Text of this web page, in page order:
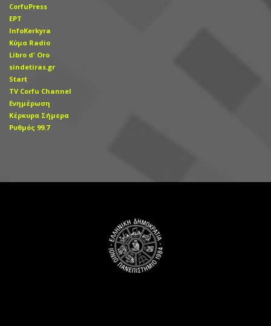
CorfuPress
EΡT
InfoKerkyra
Kύμα Radio
Libro d' Οro
sindetiras.gr
Start
TV Corfu Channel
Ενημέρωση
Κέρκυρα Σήμερα
Ρυθμός 99.7